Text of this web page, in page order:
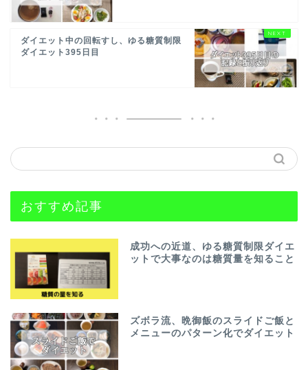
ダイエット中の回転すし、ゆる糖質制限
ダイエット395日目
おすすめ記事
成功への近道、ゆる糖質制限ダイエ
ットで大事なのは糖質量を知ること
ズボラ流、晩御飯のスライドご飯と
メニューのパターン化でダイエット